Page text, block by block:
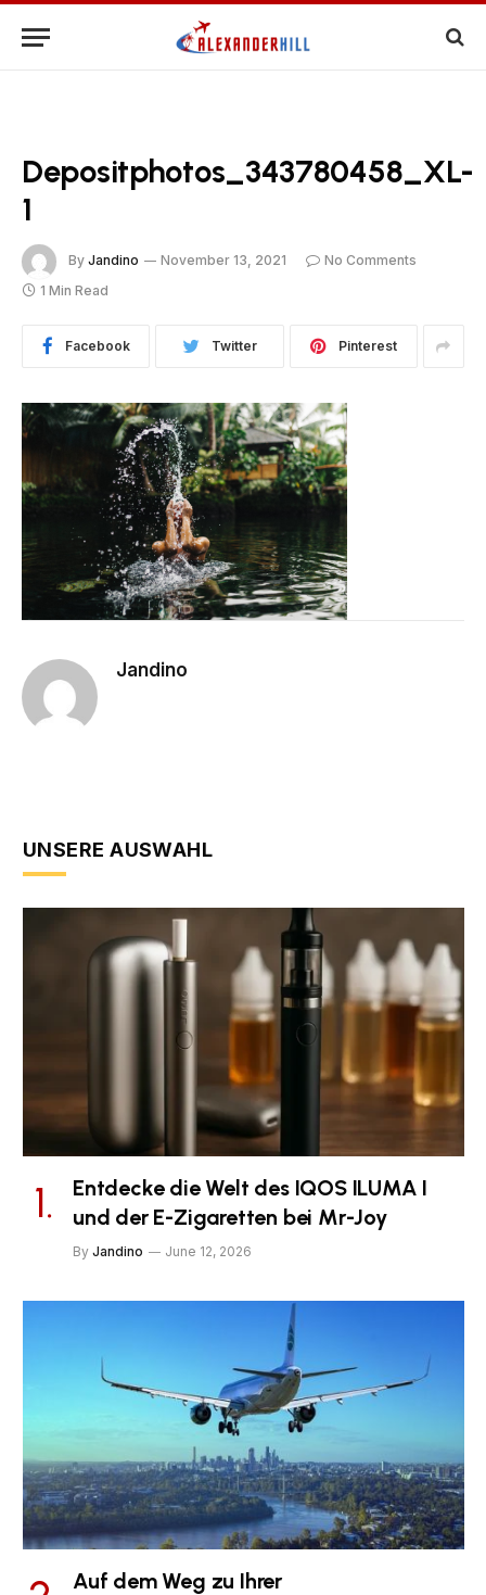
Depositphotos_343780458_XL-
1
By Jandino November 13, 2021
No Comments
1 Min Read
Facebook Twitter Pinterest
Jandino
UNSERE AUSWAHL
Entdecke die Welt des IQOS ILUMA I
und der E-Zigaretten bei Mr-Joy
By Jandino June 12, 2026
Auf dem Weg zu Ihrer